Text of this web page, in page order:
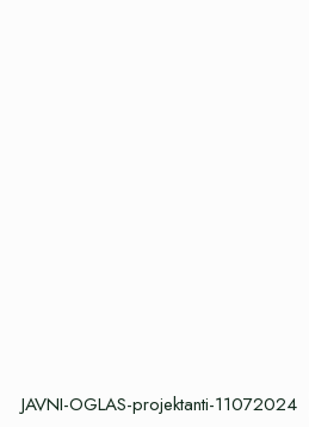
JAVNI-OGLAS-projektanti-11072024